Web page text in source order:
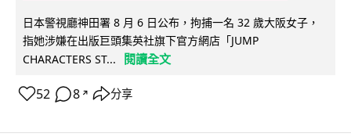
日本警視廳神田署 8 月 6 日公布，拘捕一名 32 歲大阪女子，
指她涉嫌在出版巨頭集英社旗下官方網店「JUMP
CHARACTERS ST...
閱讀全文
52 8 ↗ 分享